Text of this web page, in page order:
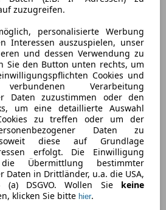
zuzugreifen.
personalisierte Werbung
Interessen auszuspielen, unser
und dessen Verwendung zu
Sie den Button unten rechts, um
Cookies und
Verarbeitung
Daten zuzustimmen oder den
um eine detaillierte Auswahl
zu treffen oder um der
Daten zu
diese auf Grundlage
erfolgt. Die Einwilligung
Übermittlung bestimmter
Daten in Drittländer, u.a. die USA,
DSGVO. Wollen Sie keine
klicken Sie bitte hier.